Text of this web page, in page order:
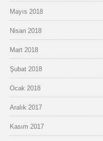
Mayıs 2018
Nisan 2018
Mart 2018
Şubat 2018
Ocak 2018
Aralık 2017
Kasım 2017